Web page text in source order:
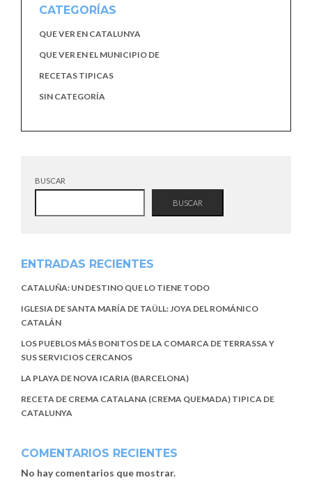
CATEGORÍAS
QUE VER EN CATALUNYA
QUE VER EN EL MUNICIPIO DE
RECETAS TIPICAS
SIN CATEGORÍA
BUSCAR
BUSCAR
ENTRADAS RECIENTES
CATALUÑA: UN DESTINO QUE LO TIENE TODO
IGLESIA DE SANTA MARÍA DE TAÜLL: JOYA DEL ROMÁNICO
CATALÁN
LOS PUEBLOS MÁS BONITOS DE LA COMARCA DE TERRASSA Y
SUS SERVICIOS CERCANOS
LA PLAYA DE NOVA ICARIA (BARCELONA)
RECETA DE CREMA CATALANA (CREMA QUEMADA) TIPICA DE
CATALUNYA
COMENTARIOS RECIENTES
No hay comentarios que mostrar.